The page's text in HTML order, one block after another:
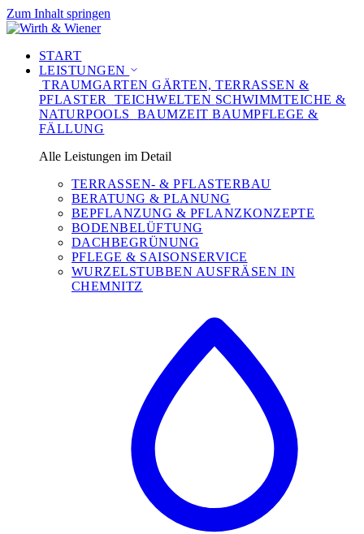
Zum Inhalt springen
START
LEISTUNGEN
TRAUMGARTEN GÄRTEN, TERRASSEN &
PFLASTER
TEICHWELTEN SCHWIMMTEICHE &
NATURPOOLS
BAUMZEIT BAUMPFLEGE &
FÄLLUNG
Alle Leistungen im Detail
TERRASSEN- & PFLASTERBAU
BERATUNG & PLANUNG
BEPFLANZUNG & PFLANZKONZEPTE
BODENBELÜFTUNG
DACHBEGRÜNUNG
PFLEGE & SAISONSERVICE
WURZELSTUBBEN AUSFRÄSEN IN
CHEMNITZ